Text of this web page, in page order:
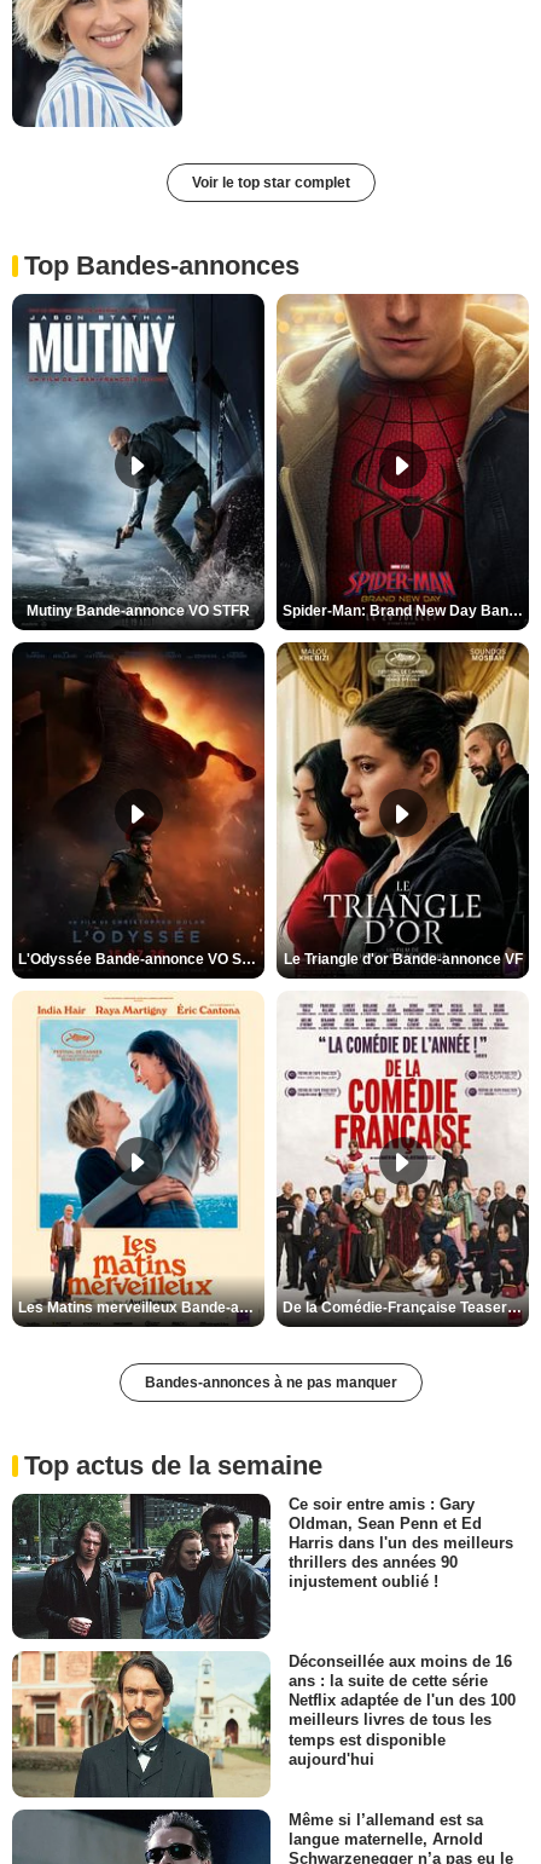
Voir le top star complet
Top Bandes-annonces
Mutiny Bande-annonce VO STFR Spider-Man: Brand New Day Bande-annonce VO STFR
L'Odyssée Bande-annonce VO STFR Le Triangle d'or Bande-annonce VF
Les Matins merveilleux Bande-annonce VF De la Comédie-Française Teaser VF
Bandes-annonces à ne pas manquer
Top actus de la semaine
Ce soir entre amis : Gary
Oldman, Sean Penn et Ed
Harris dans l'un des meilleurs
thrillers des années 90
injustement oublié !
Déconseillée aux moins de 16
ans : la suite de cette série
Netflix adaptée de l'un des 100
meilleurs livres de tous les
temps est disponible
aujourd'hui
Même si l’allemand est sa
langue maternelle, Arnold
Schwarzenegger n’a pas eu le